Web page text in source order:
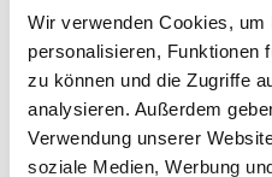
Wir verwenden Cookies, um
personalisieren, Funktionen
zu können und die Zugriffe
analysieren. Außerdem
Verwendung unserer
soziale Medien, Werbung